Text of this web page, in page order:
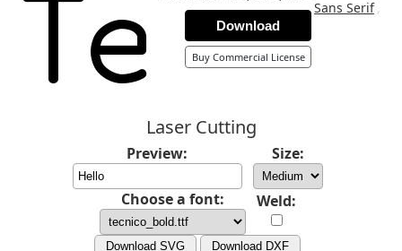
Sans Serif ,
Download
Buy Commercial License
Laser Cutting
Preview: Size:
Choose a font: Weld:
Download SVG Download DXF